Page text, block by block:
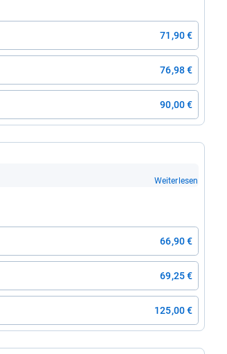
71,90 €
76,98 €
90,00 €
Weiterlesen
66,90 €
69,25 €
125,00 €